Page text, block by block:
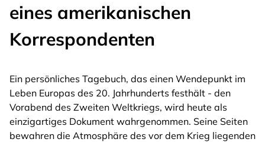
eines amerikanischen
Korrespondenten
Ein persönliches Tagebuch, das einen Wendepunkt im
Leben Europas des 20. Jahrhunderts festhält - den
Vorabend des Zweiten Weltkriegs, wird heute als
einzigartiges Dokument wahrgenommen. Seine Seiten
bewahren die Atmosphäre des vor dem Krieg liegenden